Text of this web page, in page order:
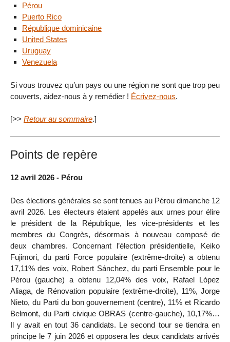
Pérou
Puerto Rico
République dominicaine
United States
Uruguay
Venezuela
Si vous trouvez qu’un pays ou une région ne sont que trop peu
couverts, aidez-nous à y remédier ! Écrivez-nous.
[>> Retour au sommaire.]
Points de repère
12 avril 2026 - Pérou
Des élections générales se sont tenues au Pérou dimanche 12
avril 2026. Les électeurs étaient appelés aux urnes pour élire
le président de la République, les vice-présidents et les
membres du Congrès, désormais à nouveau composé de
deux chambres. Concernant l’élection présidentielle, Keiko
Fujimori, du parti Force populaire (extrême-droite) a obtenu
17,11% des voix, Robert Sánchez, du parti Ensemble pour le
Pérou (gauche) a obtenu 12,04% des voix, Rafael López
Aliaga, de Rénovation populaire (extrême-droite), 11%, Jorge
Nieto, du Parti du bon gouvernement (centre), 11% et Ricardo
Belmont, du Parti civique OBRAS (centre-gauche), 10,17%…
Il y avait en tout 36 candidats. Le second tour se tiendra en
principe le 7 juin 2026 et opposera les deux candidats arrivés